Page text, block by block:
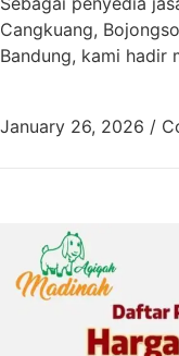
Cangkuang,
Bandung, kami hadir
January 26, 2026 /